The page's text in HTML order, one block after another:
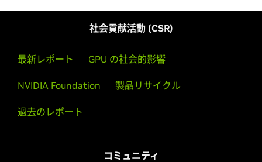
社会貢献活動 (CSR)
最新レポート GPU の社会的影響
NVIDIA Foundation 製品リサイクル
過去のレポート
コミュニティ